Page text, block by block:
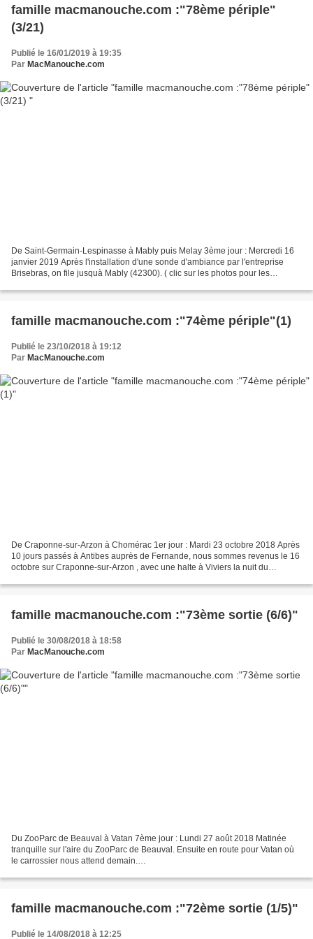
famille macmanouche.com :"78ème périple"
(3/21)
Publié le 16/01/2019 à 19:35
Par MacManouche.com
De Saint-Germain-Lespinasse à Mably puis Melay 3ème jour : Mercredi 16
janvier 2019 Après l'installation d'une sonde d'ambiance par l'entreprise
Brisebras, on file jusquà Mably (42300). ( clic sur les photos pour les
famille macmanouche.com :"74ème périple"(1)
Publié le 23/10/2018 à 19:12
Par MacManouche.com
De Craponne-sur-Arzon à Chomérac 1er jour : Mardi 23 octobre 2018 Après
10 jours passés à Antibes auprès de Fernande, nous sommes revenus le 16
octobre sur Craponne-sur-Arzon , avec une halte à Viviers la nuit du
famille macmanouche.com :"73ème sortie (6/6)"
Publié le 30/08/2018 à 18:58
Par MacManouche.com
Du ZooParc de Beauval à Vatan 7ème jour : Lundi 27 août 2018 Matinée
tranquille sur l'aire du ZooParc de Beauval. Ensuite en route pour Vatan où
le carrossier nous attend demain.
___ De Vatan...
famille macmanouche.com :"72ème sortie (1/5)"
Publié le 14/08/2018 à 12:25